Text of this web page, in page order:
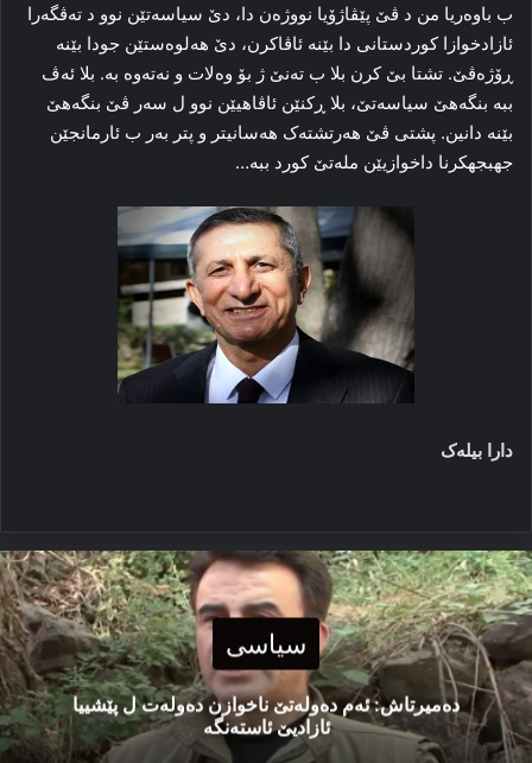
ب باوەریا من د ڤێ پێڤاژۆیا نووژه‌ن دا، دێ سیاسه‌تێن نوو د ته‌ڤگه‌را
ئازادخوازا کوردستانی دا بێنه‌ ئاڤاکرن، دێ هه‌لوه‌ستێن جودا بێنه‌
ڕۆژه‌ڤێ. تشتا بێ کرن بلا ب ته‌نێ ژ بۆ وه‌لات و نه‌ته‌وه‌ به‌. بلا ئه‌ڤ
ببه‌ بنگه‌هێ سیاسه‌تێ، بلا ڕکنێن ئاڤاهیێن نوو ل سه‌ر ڤێ بنگه‌هێ
بێنه‌ دانین. پشتی ڤێ هه‌رتشته‌ک هه‌سانیتر و پتر به‌ر ب ئارمانجێن
جهبجهکرنا داخوازیێن مله‌تێ کورد ببه‌…
دارا بیلەک
سیاسی
دەمیرتاش: ئەم دەولەتێ ناخوازن دەولەت ل پێشییا
ئازادیێ ئاستەنگە